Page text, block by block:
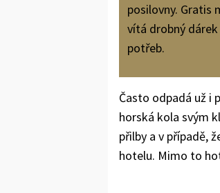
posilovny. Gratis
vítá drobný
potřeb.
Často odpadá už i
horská kola svým
přilby a v případě,
hotelu. Mimo to